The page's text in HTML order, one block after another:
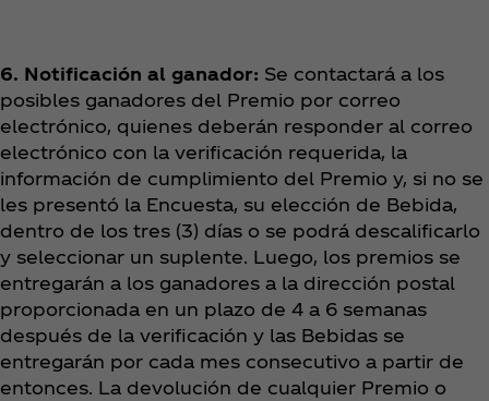
6. Notificación al ganador: Se contactará a los
posibles ganadores del Premio por correo
electrónico, quienes deberán responder al correo
electrónico con la verificación requerida, la
información de cumplimiento del Premio y, si no se
les presentó la Encuesta, su elección de Bebida,
dentro de los tres (3) días o se podrá descalificarlo
y seleccionar un suplente. Luego, los premios se
entregarán a los ganadores a la dirección postal
proporcionada en un plazo de 4 a 6 semanas
después de la verificación y las Bebidas se
entregarán por cada mes consecutivo a partir de
entonces. La devolución de cualquier Premio o